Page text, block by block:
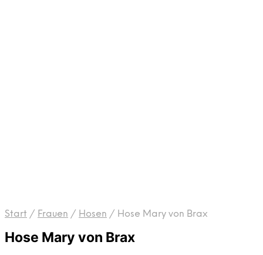
Start / Frauen / Hosen / Hose Mary von Brax
Hose Mary von Brax